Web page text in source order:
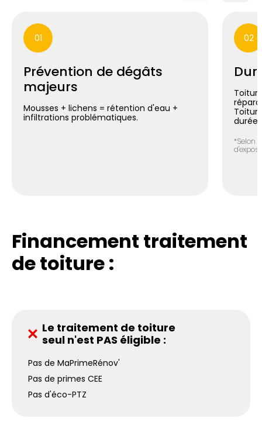
01
Prévention de dégâts
majeurs
Mousses + lichens = rétention d'eau +
infiltrations problématiques.
02
*Selon
Financement traitement
de toiture :
Le traitement de toiture
seul n'est PAS éligible :
Pas de MaPrimeRénov'
Pas de primes CEE
Pas d'éco-PTZ